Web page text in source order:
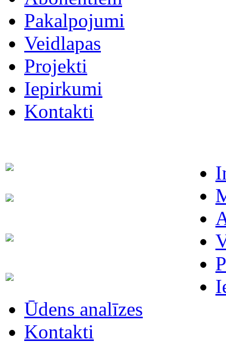
Pakalpojumi
Veidlapas
Projekti
Iepirkumi
Kontakti
63021091
63022886
63007698
Ūdens analīzes
Kontakti